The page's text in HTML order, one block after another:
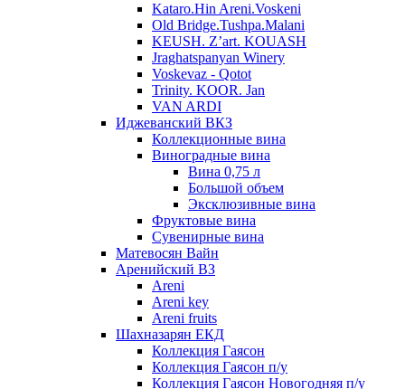
Kataro.Hin Areni.Voskeni
Old Bridge.Tushpa.Malani
KEUSH. Z’art. KOUASH
Jraghatspanyan Winery
Voskevaz - Qotot
Trinity. KOOR. Jan
VAN ARDI
Иджеванский ВКЗ
Коллекционные вина
Виноградные вина
Вина 0,75 л
Большой объем
Эксклюзивные вина
Фруктовые вина
Cувенирные вина
Матевосян Вайн
Аренийский ВЗ
Areni
Areni key
Areni fruits
Шахназарян ЕКД
Коллекция Гаясон
Коллекция Гаясон п/у
Коллекция Гаясон Новогодняя п/у